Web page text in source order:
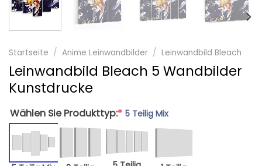
Startseite / Anime Leinwandbilder / Leinwandbild Bleach
Leinwandbild Bleach 5 Wandbilder
Kunstdrucke
Wählen Sie Produkttyp:* 5 Teilig Mix